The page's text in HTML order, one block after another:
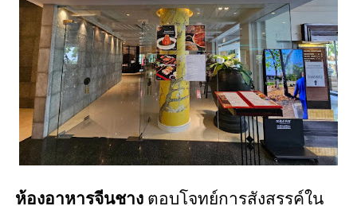
ห้องอาหารจีนชางตอบโจทย์การสังสรรค์ใน